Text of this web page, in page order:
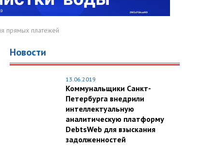
прямых платежей
Новости
13.06.2019
Коммунальщики Санкт-
Петербурга внедрили
интеллектуальную
аналитическую платформу
DebtsWeb для взыскания
задолженностей